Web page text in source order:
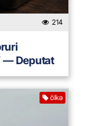
214
— Deputat
ölkə